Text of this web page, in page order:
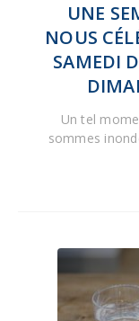
UNE
NOUS
SAMEDI
Un tel
sommes